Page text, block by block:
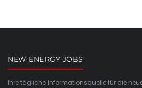
NEW ENERGY JOBS
Ihre tägliche Informationsquelle für die